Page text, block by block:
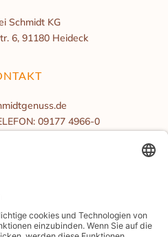
Schmidt KG
6, 91180 Heideck
09177 4966-0
geschlossen